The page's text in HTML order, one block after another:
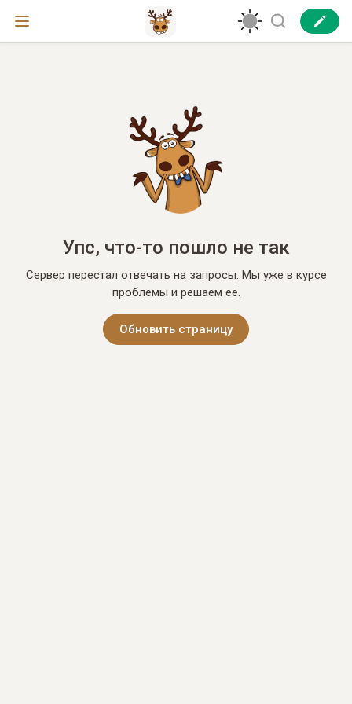
Упс, что-то пошло не так
Сервер перестал отвечать на запросы. Мы уже в курсе
проблемы и решаем её.
Обновить страницу